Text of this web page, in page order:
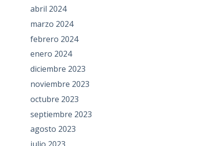
abril 2024
marzo 2024
febrero 2024
enero 2024
diciembre 2023
noviembre 2023
octubre 2023
septiembre 2023
agosto 2023